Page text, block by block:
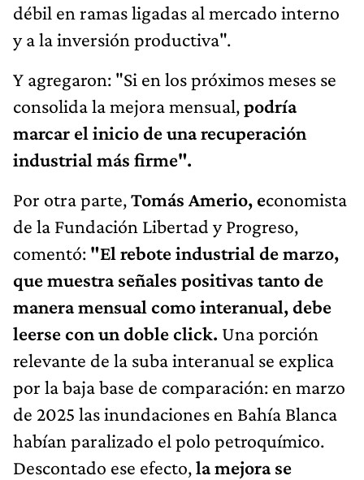
débil en ramas ligadas al mercado interno
y a la inversión productiva".
Y agregaron: "Si en los próximos meses se
consolida la mejora mensual,podría
marcar el inicio de una recuperación
industrial más firme".
Por otra parte,Tomás Amerio, economista
de la Fundación Libertad y Progreso,
comentó: "El rebote industrial de marzo,
que muestra señales positivas tanto de
manera mensual como interanual, debe
leerse con un doble click. Una porción
relevante de la suba interanual se explica
por la baja base de comparación: en marzo
de 2025 las inundaciones en Bahía Blanca
habían paralizado el polo petroquímico.
Descontado ese efecto,la mejora se